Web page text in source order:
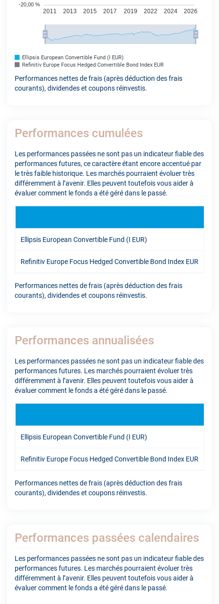
Ellipsis European Convertible Fund (I EUR)
Refinitiv Europe Focus Hedged Convertible Bond Index EUR
Performances nettes de frais (après déduction des frais
courants), dividendes et coupons réinvestis.
Performances cumulées
Les performances passées ne sont pas un indicateur fiable des
performances futures, ce caractère étant encore accentué par
le très faible historique. Les marchés pourraient évoluer très
différemment à l’avenir. Elles peuvent toutefois vous aider à
évaluer comment le fonds a été géré dans le passé.
Ellipsis European Convertible Fund (I EUR)
Refinitiv Europe Focus Hedged Convertible Bond Index EUR
Performances nettes de frais (après déduction des frais
courants), dividendes et coupons réinvestis.
Performances annualisées
Les performances passées ne sont pas un indicateur fiable des
performances futures. Les marchés pourraient évoluer très
différemment à l’avenir. Elles peuvent toutefois vous aider à
évaluer comment le fonds a été géré dans le passé.
Ellipsis European Convertible Fund (I EUR)
Refinitiv Europe Focus Hedged Convertible Bond Index EUR
Performances nettes de frais (après déduction des frais
courants), dividendes et coupons réinvestis.
Performances passées calendaires
Les performances passées ne sont pas un indicateur fiable des
performances futures. Les marchés pourraient évoluer très
différemment à l’avenir. Elles peuvent toutefois vous aider à
évaluer comment le fonds a été géré dans le passé.